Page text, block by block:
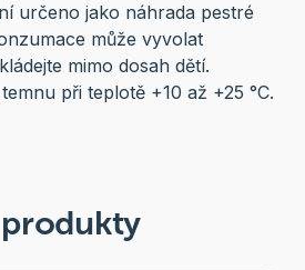
určeno jako náhrada pestré
může vyvolat
mimo dosah dětí.
při teplotě +10 až +25 °C.